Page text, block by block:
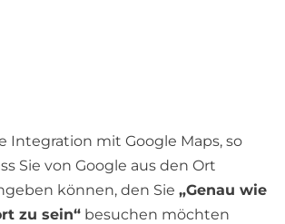
Integration mit Google Maps, so
Sie von Google aus den Ort
können, den Sie „Genau wie
zu sein“ besuchen möchten